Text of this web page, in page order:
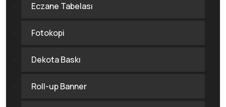
Eczane Tabelası
Fotokopi
Dekota Baskı
Roll-up Banner